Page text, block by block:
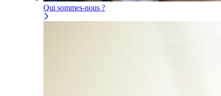
Qui sommes-nous ?